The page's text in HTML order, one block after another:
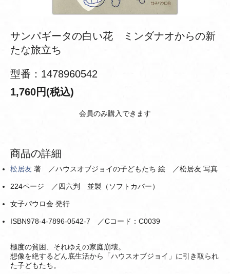
サンパギータの白い花 ミンダナオからの新
たな旅立ち
型番：1478960542
1,760円(税込)
会員のみ購入できます
商品の詳細
松居友 著 ／ハウスオブジョイの子どもたち 絵 ／松居友 写真
224ページ ／四六判 並製（ソフトカバー）
女子パウロ会 発行
ISBN978-4-7896-0542-7 ／Cコード：C0039
極度の貧困、それゆえの家庭崩壊。
想像を絶するどん底生活から「ハウスオブジョイ」に引き取られ
た子どもたち。